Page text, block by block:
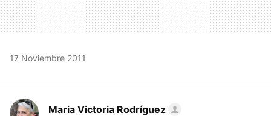
17 Noviembre 2011
Maria Victoria Rodríguez